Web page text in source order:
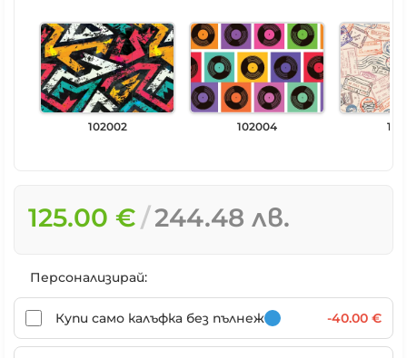
102002 102004
125.00 € 244.48 лв.
Персонализирай:
Купи само калъфка без пълнеж -40.00 €